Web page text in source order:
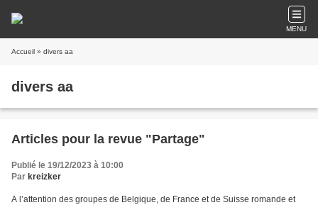
MENU
Accueil » divers aa
divers aa
Articles pour la revue "Partage"
Publié le 19/12/2023 à 10:00
Par kreizker
A l’attention des groupes de Belgique, de France et de Suisse romande et